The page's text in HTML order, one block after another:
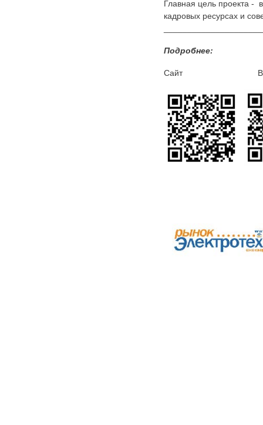
Главная цель проекта -
кадровых ресурсах и
Подробнее:
Сайт